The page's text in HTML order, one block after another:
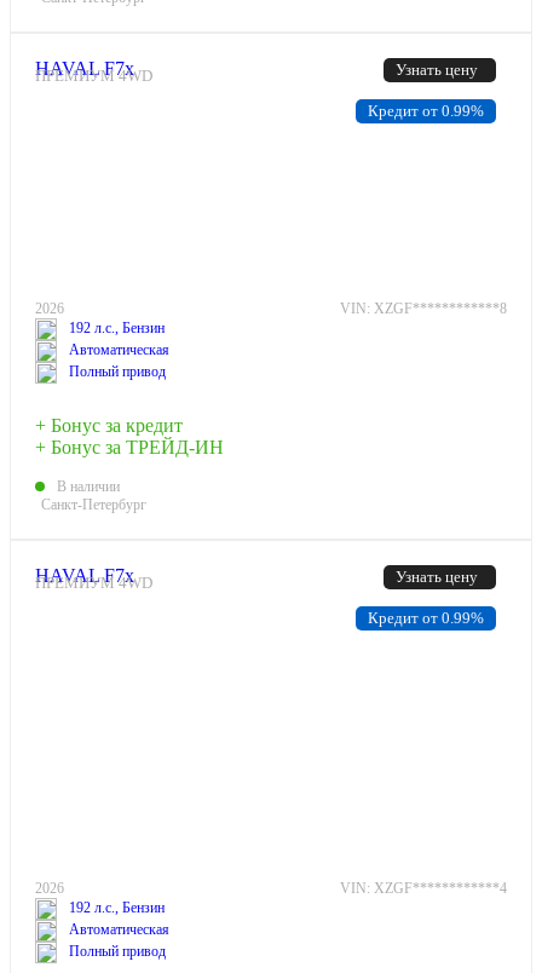
Узнать цену
HAVAL F7x
ПРЕМИУМ 4WD
2026
VIN: XZGF************8
192 л.с., Бензин
Автоматическая
Полный привод
+ Бонус за кредит
+ Бонус за ТРЕЙД-ИН
В наличии
Санкт-Петербург
Кредит от 0.99%
Узнать цену
HAVAL F7x
ПРЕМИУМ 4WD
2026
VIN: XZGF************4
192 л.с., Бензин
Автоматическая
Полный привод
Кредит от 0.99%